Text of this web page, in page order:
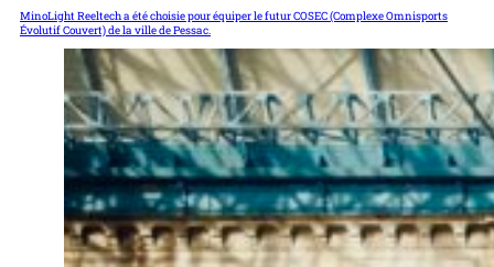
MinoLight Reeltech a été choisie pour équiper le futur COSEC (Complexe Omnisports
Évolutif Couvert) de la ville de Pessac.